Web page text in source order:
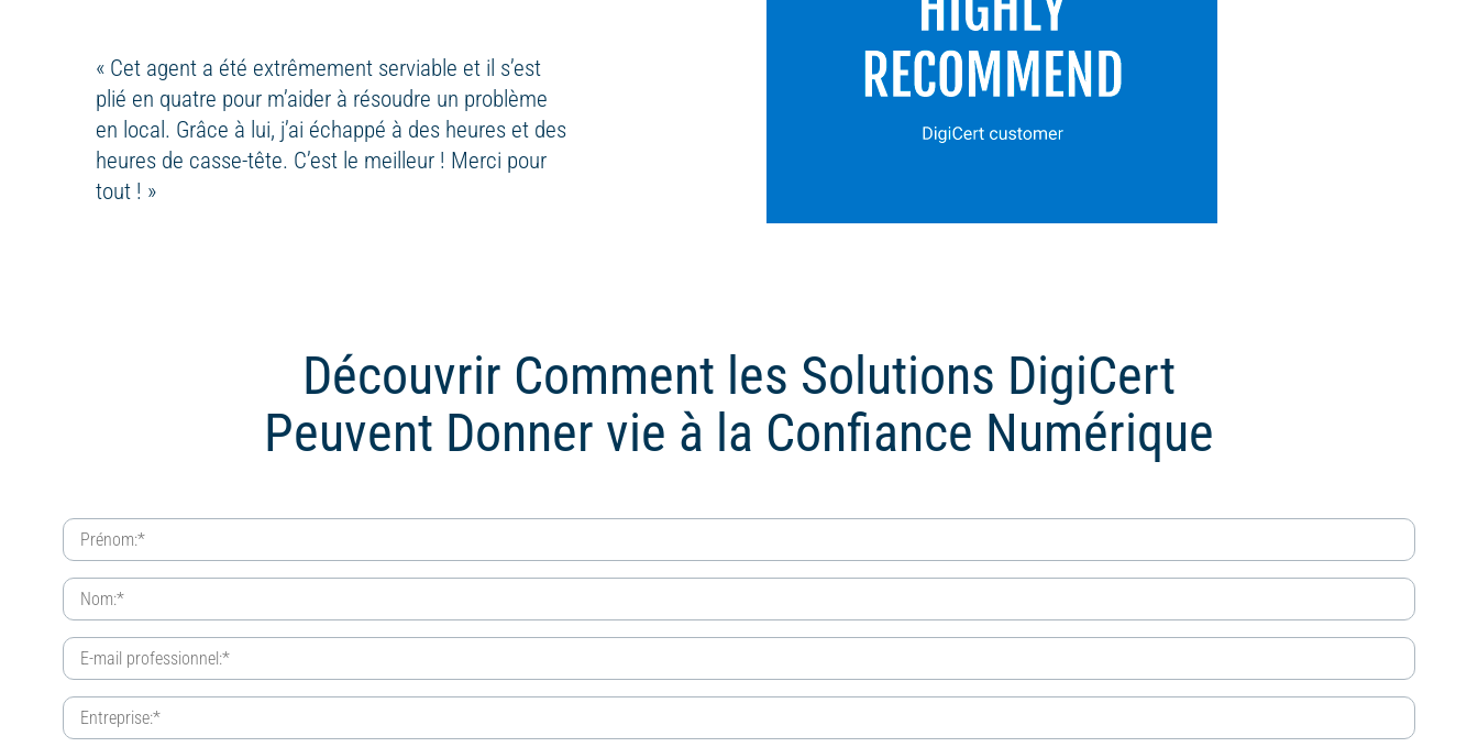
« Cet agent a été extrêmement serviable et il s’est
plié en quatre pour m’aider à résoudre un problème
en local. Grâce à lui, j’ai échappé à des heures et des
heures de casse-tête. C’est le meilleur ! Merci pour
tout ! »
Découvrir Comment les Solutions DigiCert
Peuvent Donner vie à la Confiance Numérique